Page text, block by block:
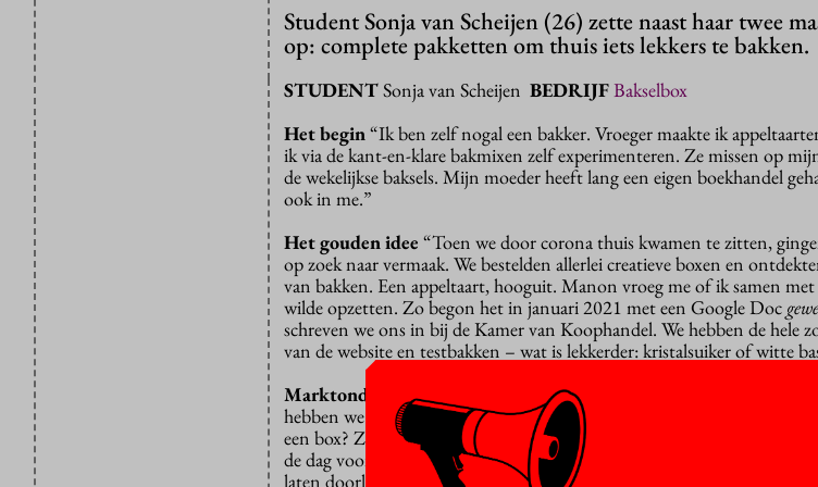
Student Sonja van Scheijen (26) zette naast haar twee
op: complete pakketten om thuis iets lekkers te bakken.
STUDENTSonja van Scheijen BEDRIJFBakselbox
Het begin “Ik ben zelf nogal een bakker. Vroeger maakte ik
ik via de kant-en-klare bakmixen zelf experimenteren. Ze missen op
de wekelijkse baksels. Mijn moeder heeft lang een eigen boekhandel
ook in me.”
Het gouden idee “Toen we door corona thuis kwamen te zitten,
op zoek naar vermaak. We bestelden allerlei creatieve boxen en
van bakken. Een appeltaart, hooguit. Manon vroeg me of ik samen
wilde opzetten. Zo begon het in januari 2021 met een Google Doc
schreven we ons in bij de Kamer van Koophandel. We hebben de hele
van de website en testbakken – wat is lekkerder: kristalsuiker of witte
Marktonderzoek“We wilden graag weten wat de rest van de wereld
hebben we een klein onderzoek gedaan onder zeventig familieleden en
een box? Zou je een abonnement nemen? Vind je het belangrijk dat de
de dag voor de officiële lancering hebben we twee vrienden
laten doorlopen. Dat waren meteen onze eerste bestellingen.”